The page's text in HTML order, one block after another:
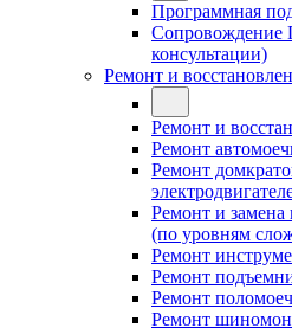
Программная
Сопровождение
консультации)
Ремонт и
Ремонт и
Ремонт
Ремонт
Ремонт и
(по уровням
Ремонт
Ремонт
Ремонт
Ремонт